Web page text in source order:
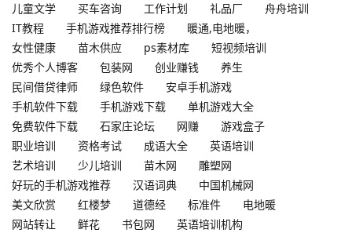
儿童文学
买车咨询 工作计划 礼品厂
舟舟培训
IT教程
手机游戏推荐排行榜
暖通,电地暖，
女性健康
苗木供应 ps素材库
短视频培训
优秀个人博客
包装网 创业赚钱
养生
民间借贷律师
绿色软件
安卓手机游戏
手机软件下载
手机游戏下载
单机游戏大全
免费软件下载
石家庄论坛 网赚
游戏盒子
职业培训
资格考试 成语大全
英语培训
艺术培训
少儿培训 苗木网
雕塑网
好玩的手机游戏推荐
汉语词典
中国机械网
美文欣赏
红楼梦 道德经 标准件
电地暖
网站转让
鲜花 书包网 英语培训机构